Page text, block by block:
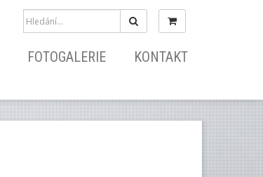
FOTOGALERIE KONTAKT